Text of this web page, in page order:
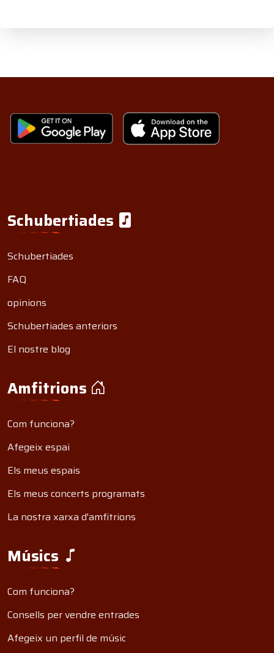
Schubertiades
Schubertiades
FAQ
opinions
Schubertiades anteriors
El nostre blog
Amfitrions
Com funciona?
Afegeix espai
Els meus espais
Els meus concerts programats
La nostra xarxa d'amfitrions
Músics
Com funciona?
Consells per vendre entrades
Afegeix un perfil de músic